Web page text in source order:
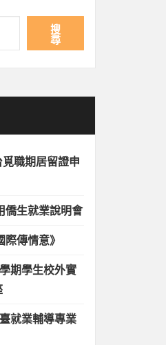
搜
尋
覓職期居留證申
僑生就業說明會
傳情意》
期學生校外實
就業輔導專業